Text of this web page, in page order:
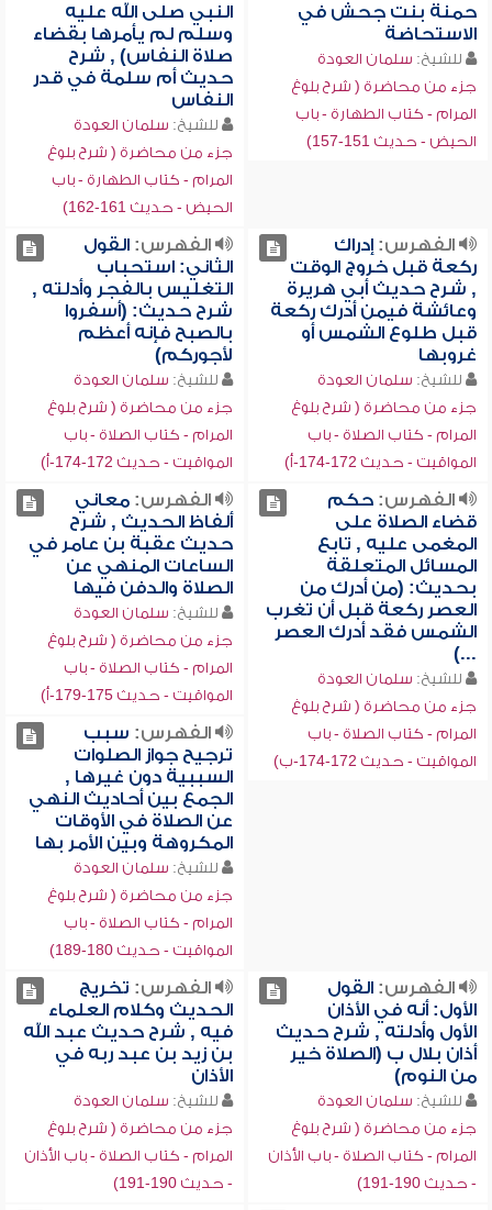
حمنة بنت جحش في
الاستحاضة
للشيخ: سلمان العودة
جزء من محاضرة ( شرح بلوغ
المرام - كتاب الطهارة - باب
الحيض - حديث 151-157)
النبي صلى الله عليه
وسلم لم يأمرها بقضاء
صلاة النفاس) , شرح
حديث أم سلمة في قدر
النفاس
للشيخ: سلمان العودة
جزء من محاضرة ( شرح بلوغ
المرام - كتاب الطهارة - باب
الحيض - حديث 161-162)
الفهرس:إدراك
ركعة قبل خروج الوقت
, شرح حديث أبي هريرة
وعائشة فيمن أدرك ركعة
قبل طلوع الشمس أو
غروبها
للشيخ: سلمان العودة
جزء من محاضرة ( شرح بلوغ
المرام - كتاب الصلاة - باب
المواقيت - حديث 172-174-أ)
الفهرس:القول
الثاني: استحباب
التغليس بالفجر وأدلته ,
شرح حديث: (أسفروا
بالصبح فإنه أعظم
لأجوركم)
للشيخ: سلمان العودة
جزء من محاضرة ( شرح بلوغ
المرام - كتاب الصلاة - باب
المواقيت - حديث 172-174-أ)
الفهرس:حكم
قضاء الصلاة على
المغمى عليه , تابع
المسائل المتعلقة
بحديث: (من أدرك من
العصر ركعة قبل أن تغرب
الشمس فقد أدرك العصر
...)
للشيخ: سلمان العودة
جزء من محاضرة ( شرح بلوغ
المرام - كتاب الصلاة - باب
المواقيت - حديث 172-174-ب)
الفهرس:معاني
ألفاظ الحديث , شرح
حديث عقبة بن عامر في
الساعات المنهي عن
الصلاة والدفن فيها
للشيخ: سلمان العودة
جزء من محاضرة ( شرح بلوغ
المرام - كتاب الصلاة - باب
المواقيت - حديث 175-179-أ)
الفهرس: سبب
ترجيح جواز الصلوات
السببية دون غيرها ,
الجمع بين أحاديث النهي
عن الصلاة في الأوقات
المكروهة وبين الأمر بها
للشيخ: سلمان العودة
جزء من محاضرة ( شرح بلوغ
المرام - كتاب الصلاة - باب
المواقيت - حديث 180-189)
الفهرس:القول
الأول: أنه في الأذان
الأول وأدلته , شرح حديث
أذان بلال ب (الصلاة خير
من النوم)
للشيخ: سلمان العودة
جزء من محاضرة ( شرح بلوغ
المرام - كتاب الصلاة - باب الأذان
- حديث 190-191)
الفهرس: تخريج
الحديث وكلام العلماء
فيه , شرح حديث عبد الله
بن زيد بن عبد ربه في
الأذان
للشيخ: سلمان العودة
جزء من محاضرة ( شرح بلوغ
المرام - كتاب الصلاة - باب الأذان
- حديث 190-191)